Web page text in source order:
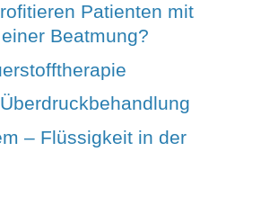
Patienten mit
Beatmung?
– Flüssigkeit in der